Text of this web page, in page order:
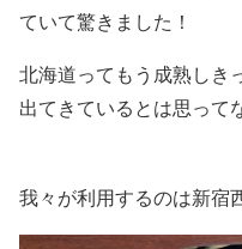
ていて驚きました！
北海道ってもう成熟しき
出てきているとは思って
我々が利用するのは新宿